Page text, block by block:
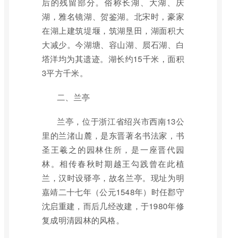
湖，雅名镜湖、贺鉴湖。北宋时，豪家
在湖上建筑堤堰，筑湖垦田，湖面积大
大减少。今湖塘、容山湖、屃石湖、白
塔洋均为其遗迹。湖长约15千米，面积
3平方千米。
二、兰亭
兰亭，位于浙江省绍兴市西南13公
里的兰渚山麓，是东晋著名书法家，书
圣王羲之的园林住所，是一座晋代园
林。相传春秋时期越王勾践曾在此植
兰，汉时设驿亭，故名兰亭。现址为明
嘉靖二十七年（公元1548年）时任郡守
沈启重建，而后几经改建，于1980年修
复成明清园林的风格。